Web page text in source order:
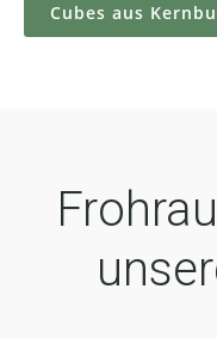
Cubes aus